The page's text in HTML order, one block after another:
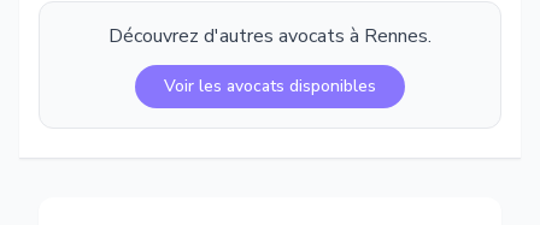
Découvrez d'autres avocats à Rennes.
Voir les avocats disponibles